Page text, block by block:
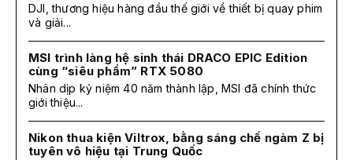
DJI, thương hiệu hàng đầu thế giới về thiết bị quay phim
và giải...
MSI trình làng hệ sinh thái DRACO EPIC Edition
cùng “siêu phẩm” RTX 5080
Nhân dịp kỷ niệm 40 năm thành lập, MSI đã chính thức
giới thiệu...
Nikon thua kiện Viltrox, bằng sáng chế ngàm Z bị
tuyên vô hiệu tại Trung Quốc